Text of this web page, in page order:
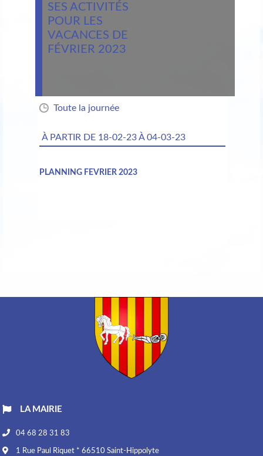
SES ACTIVITÉS
POUR LES
VACANCES DE
FÉVRIER 2023
Toute la journée
À PARTIR DE18-02-23 À 04-03-23
PLANNING FEVRIER 2023
LA MAIRIE
04 68 28 31 83
1 Rue Paul Riquet * 66510 Saint-Hippolyte